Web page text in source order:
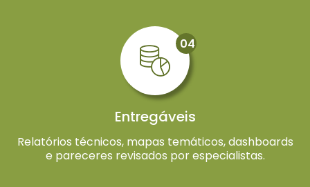
04
Entregáveis
Relatórios técnicos, mapas temáticos, dashboards
e pareceres revisados por especialistas.